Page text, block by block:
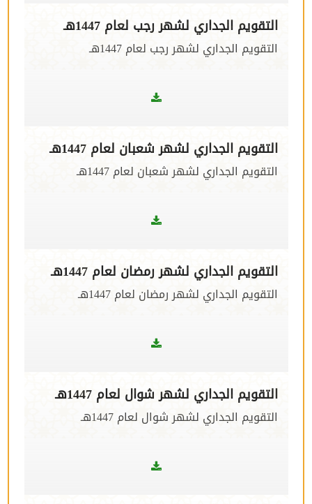
التقويم الجداري لشهر رجب لعام 1447هـ
التقويم الجداري لشهر رجب لعام 1447هـ
التقويم الجداري لشهر شعبان لعام 1447هـ
التقويم الجداري لشهر شعبان لعام 1447هـ
التقويم الجداري لشهر رمضان لعام 1447هـ
التقويم الجداري لشهر رمضان لعام 1447هـ
التقويم الجداري لشهر شوال لعام 1447هـ
التقويم الجداري لشهر شوال لعام 1447هـ